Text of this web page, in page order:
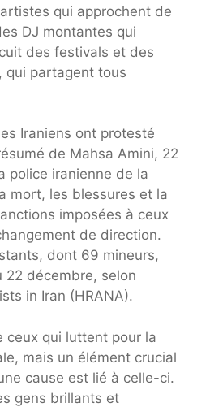
qui approchent de
DJ montantes qui
des festivals et des
qui partagent tous
Iraniens ont protesté
de Mahsa Amini, 22
police iranienne de la
mort, les blessures et la
imposées à ceux
de direction.
dont 69 mineurs,
22 décembre, selon
in Iran (HRANA).
ceux qui luttent pour la
mais un élément crucial
cause est lié à celle-ci.
gens brillants et